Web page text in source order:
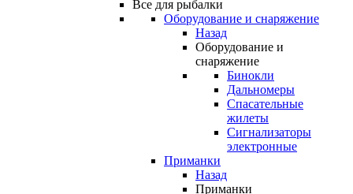
Все для рыбалки
Оборудование и снаряжение
Назад
Оборудование и
снаряжение
Бинокли
Дальномеры
Спасательные
жилеты
Сигнализаторы
электронные
Приманки
Назад
Приманки